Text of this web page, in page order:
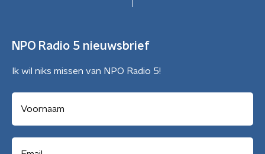
NPO Radio 5 nieuwsbrief
Ik wil niks missen van NPO Radio 5!